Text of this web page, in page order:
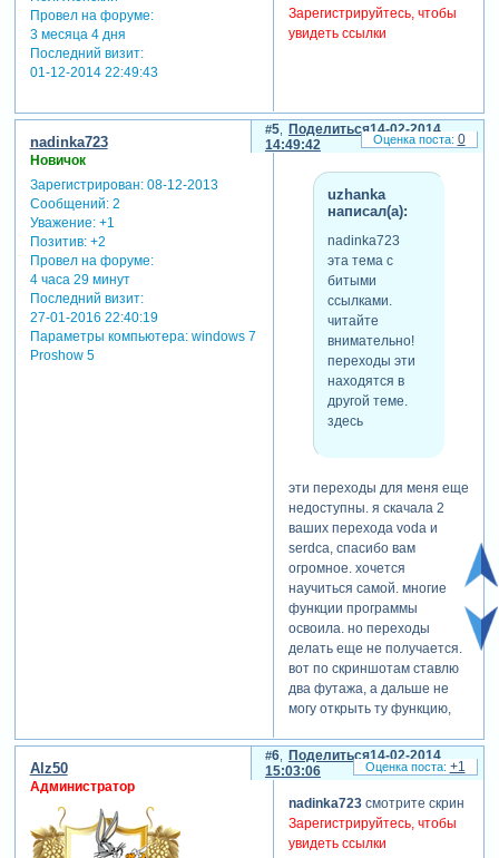
Провел на форуме:
3 месяца 4 дня
Последний визит:
01-12-2014 22:49:43
Зарегистрируйтесь, чтобы
увидеть ссылки
Поделиться
5
14-02-2014
14:49:42
nadinka723
Новичок
Зарегистрирован: 08-12-2013
Сообщений:2
Уважение: +1
Позитив: +2
Провел на форуме:
4 часа 29 минут
Последний визит:
27-01-2016 22:40:19
Параметры компьютера:windows 7
Proshow 5
uzhanka
написал(а):
nadinka723
эта тема с
битыми
ссылками.
читайте
внимательно!
переходы эти
находятся в
другой теме.
здесь
эти переходы для меня еще
недоступны. я скачала 2
ваших перехода voda и
serdca, спасибо вам
огромное. хочется
научиться самой. многие
функции программы
освоила. но переходы
делать еще не получается.
вот по скриншотам ставлю
два футажа, а дальше не
могу открыть ту функцию,
подскажите пожалуйста,
следующий шаг, что нужно
эту функцию, которая
показана в скриншоте.
Зарегистрируйтесь, чтобы
0
Поделиться
6
14-02-2014
15:03:06
Alz50
Администратор
nadinka723смотрите скрин
Зарегистрируйтесь, чтобы
увидеть ссылки
+1